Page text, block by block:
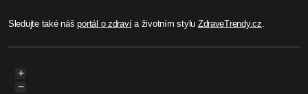
Sledujte také nášportál o zdravía životním stylu ZdraveTrendy.cz.
+
−